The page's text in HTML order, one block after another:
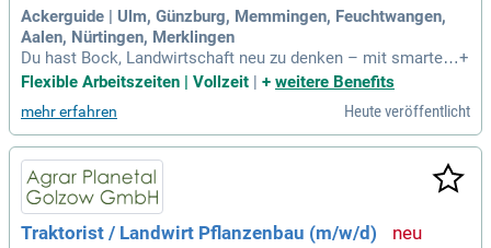
Ackerguide | Ulm, Günzburg, Memmingen, Feuchtwangen,
Aalen, Nürtingen, Merklingen
Du hast Bock, Landwirtschaft neu zu denken – mit smarter
Technik statt eintöniger Schrauberei? Dann bist du bei ACK
glichkeit und Zukunftstechnologien in der Landwirtschaft.
+
Flexible Arbeitszeiten | Vollzeit | + weitere Benefits
mehr erfahren Heute veröffentlicht
Traktorist / Landwirt Pflanzenbau (m/w/d)